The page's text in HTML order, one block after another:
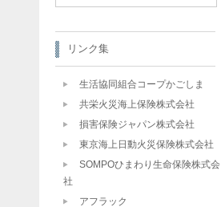
リンク集
生活協同組合コープかごしま
共栄火災海上保険株式会社
損害保険ジャパン株式会社
東京海上日動火災保険株式会社
SOMPOひまわり生命保険株式会
社
アフラック